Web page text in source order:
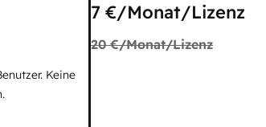
Keine
7 €/Monat/Lizenz
20 €/Monat/Lizenz